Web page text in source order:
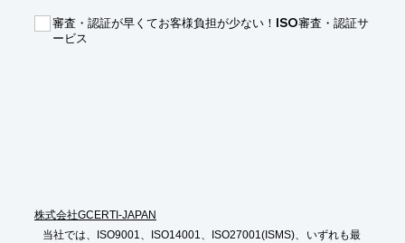
【支援の特長】
■英国認証機関による全面バックアップ
審査・認証が早くてお客様負担が少ない！ISO審査・認証サ
ービス
株式会社GCERTI-JAPAN
当社では、ISO9001、ISO14001、ISO27001(ISMS)、いずれも最